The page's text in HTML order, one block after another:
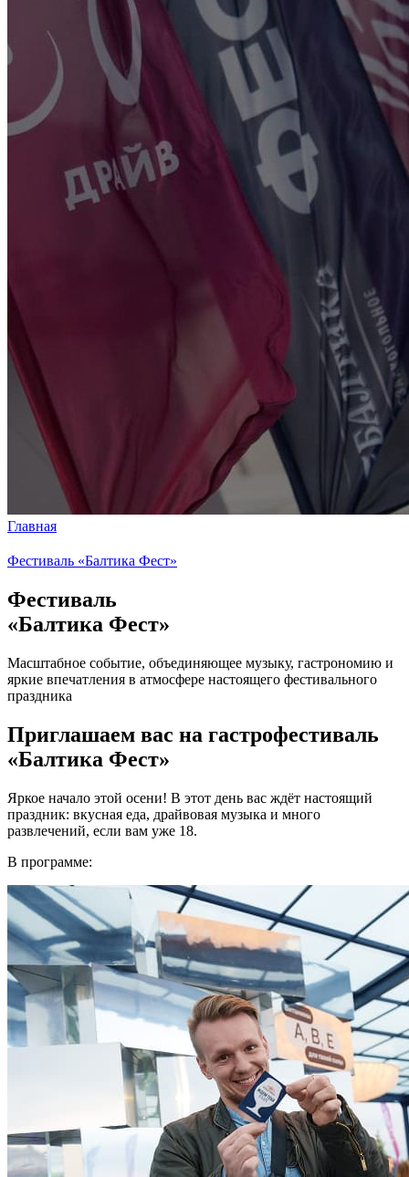
Главная
Фестиваль «Балтика Фест»
Фестиваль
«Балтика Фест»
Масштабное событие, объединяющее музыку, гастрономию и
яркие впечатления в атмосфере настоящего фестивального
праздника
Приглашаем вас на гастрофестиваль
«Балтика Фест»
Яркое начало этой осени! В этот день вас ждёт настоящий
праздник: вкусная еда, драйвовая музыка и много
развлечений, если вам уже 18.
В программе: